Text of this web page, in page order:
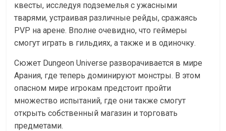
квесты, исследуя подземелья с ужасными
тварями, устраивая различные рейды, сражаясь
PVP на арене. Вполне очевидно, что геймеры
смогут играть в гильдиях, а также и в одиночку.
Сюжет Dungeon Universe разворачивается в мире
Арания, где теперь доминируют монстры. В этом
опасном мире игрокам предстоит пройти
множество испытаний, где они также смогут
открыть собственный магазин и торговать
предметами.